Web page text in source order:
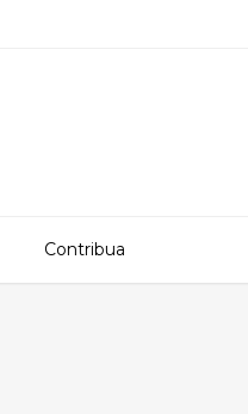
Contribua